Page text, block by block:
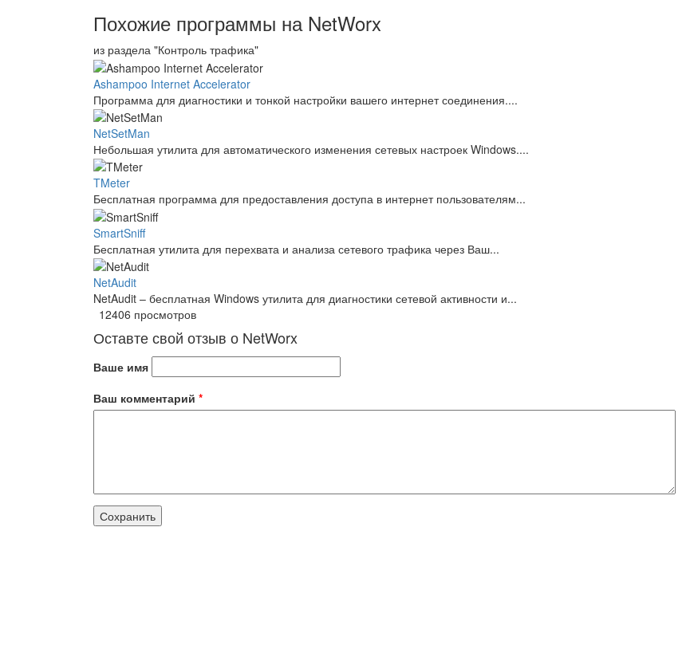
Похожие программы на NetWorx
из раздела "Контроль трафика"
Ashampoo Internet Accelerator
Программа для диагностики и тонкой настройки вашего интернет соединения....
NetSetMan
Небольшая утилита для автоматического изменения сетевых настроек Windows....
TMeter
Бесплатная программа для предоставления доступа в интернет пользователям...
SmartSniff
Бесплатная утилита для перехвата и анализа сетевого трафика через Ваш...
NetAudit
NetAudit – бесплатная Windows утилита для диагностики сетевой активности и...
12406 просмотров
Оставте свой отзыв о NetWorx
Ваше имя
Ваш комментарий *